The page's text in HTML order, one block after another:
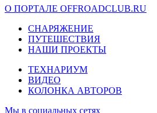
О ПОРТАЛЕ OFFROADCLUB.RU
СНАРЯЖЕНИЕ
ПУТЕШЕСТВИЯ
НАШИ ПРОЕКТЫ
ТЕХНАРИУМ
ВИДЕО
КОЛОНКА АВТОРОВ
Мы в социальных сетях